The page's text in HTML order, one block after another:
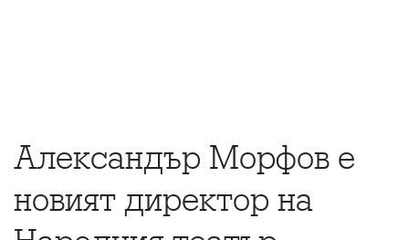
Александър Морфов е
новият директор на